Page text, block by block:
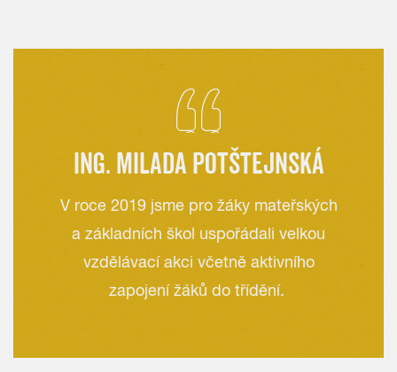
ING. MILADA POTŠTEJNSKÁ
V roce 2019 jsme pro žáky mateřských
a základních škol uspořádali velkou
vzdělávací akci včetně aktivního
zapojení žáků do třídění.